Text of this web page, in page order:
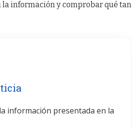
información y comprobar qué tan
información presentada en la